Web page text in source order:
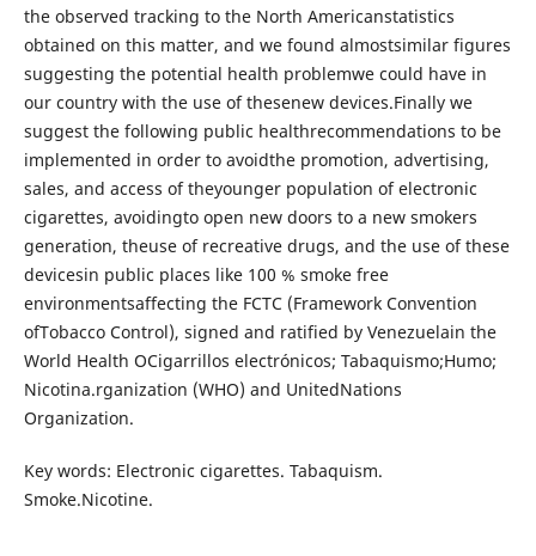
the observed tracking to the North Americanstatistics
obtained on this matter, and we found almostsimilar figures
suggesting the potential health problemwe could have in
our country with the use of thesenew devices.Finally we
suggest the following public healthrecommendations to be
implemented in order to avoidthe promotion, advertising,
sales, and access of theyounger population of electronic
cigarettes, avoidingto open new doors to a new smokers
generation, theuse of recreative drugs, and the use of these
devicesin public places like 100 % smoke free
environmentsaffecting the FCTC (Framework Convention
ofTobacco Control), signed and ratified by Venezuelain the
World Health OCigarrillos electrónicos; Tabaquismo;Humo;
Nicotina.rganization (WHO) and UnitedNations
Organization.
Key words: Electronic cigarettes. Tabaquism.
Smoke.Nicotine.